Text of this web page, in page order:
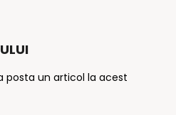
posta un articol la acest